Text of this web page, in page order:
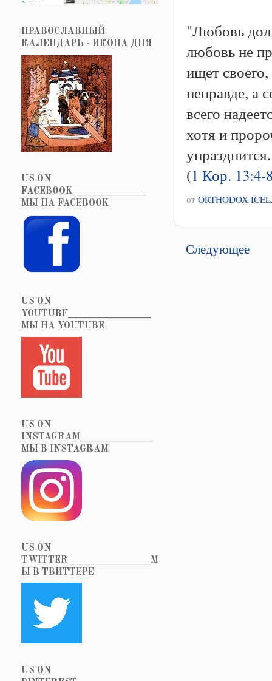
"Любовь
любовь не
ищет
неправде, а
всего
хотя и
(1 Кор. 13:4-
от ORTHODOX
Следующее
ПРАВОСЛАВНЫЙ
КАЛЕНДАРЬ - ИКОНА ДНЯ
US ON
FACEBOOK_______________
МЫ НА FACEBOOK
US ON
YOUTUBE_________________
МЫ НА YOUTUBE
US ON
INSTAGRAM_______________
МЫ В INSTAGRAM
US ON
TWITTER_________________М
Ы В ТВИТТЕРЕ
US ON